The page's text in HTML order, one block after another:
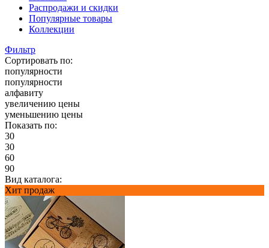
Распродажи и скидки
Популярные товары
Коллекции
Фильтр
Сортировать по:
популярности
популярности
алфавиту
увеличению цены
уменьшению цены
Показать по:
30
30
60
90
Вид каталога:
Хит продаж